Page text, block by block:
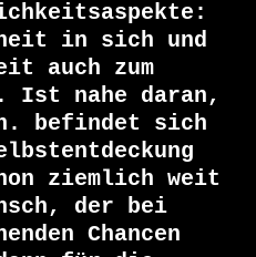
in sich und
auch zum
Ist nahe daran,
befindet sich
ziemlich weit
der bei
Chancen